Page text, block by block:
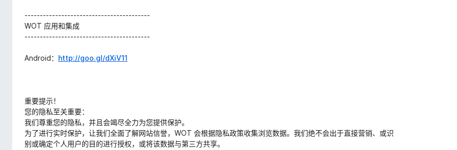
-----------------------------------------
WOT 应用和集成
-----------------------------------------
Android： http://goo.gl/dXiV11
重要提示！
您的隐私至关重要：
我们尊重您的隐私，并且会竭尽全力为您提供保护。
为了进行实时保护，让我们全面了解网站信誉，WOT 会根据隐私政策收集浏览数据。我们绝不会出于直接营销、或识
别或确定个人用户的目的进行授权，或将该数据与第三方共享。